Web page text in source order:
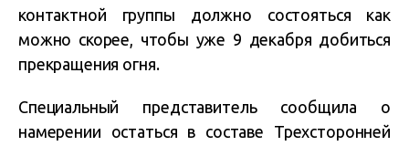
контактной группы должно состояться как
можно скорее, чтобы уже 9 декабря добиться
прекращения огня.
Специальный представитель сообщила о
намерении остаться в составе Трехсторонней